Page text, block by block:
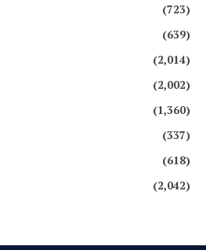
(723)
(639)
(2,014)
(2,002)
(1,360)
(337)
(618)
(2,042)